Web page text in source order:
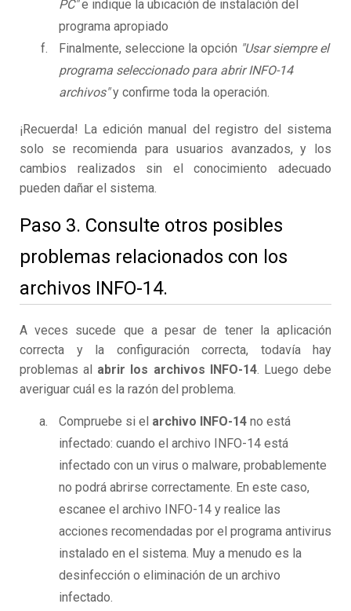
PC"e indique la ubicación de instalación del
programa apropiado
Finalmente, seleccione la opción "Usar siempre el
programa seleccionado para abrir INFO-14
archivos"y confirme toda la operación.
¡Recuerda! La edición manual del registro del sistema
solo se recomienda para usuarios avanzados, y los
cambios realizados sin el conocimiento adecuado
pueden dañar el sistema.
Paso 3. Consulte otros posibles
problemas relacionados con los
archivos INFO-14.
A veces sucede que a pesar de tener la aplicación
correcta y la configuración correcta, todavía hay
problemas al abrir los archivos INFO-14. Luego debe
averiguar cuál es la razón del problema.
Compruebe si el archivo INFO-14 no está
infectado: cuando el archivo INFO-14 está
infectado con un virus o malware, probablemente
no podrá abrirse correctamente. En este caso,
escanee el archivo INFO-14 y realice las
acciones recomendadas por el programa antivirus
instalado en el sistema. Muy a menudo es la
desinfección o eliminación de un archivo
infectado.